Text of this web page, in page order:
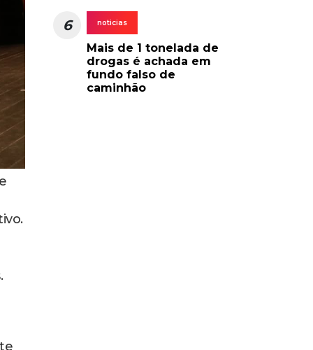
6 noticias
Mais de 1 tonelada de
drogas é achada em
fundo falso de
caminhão